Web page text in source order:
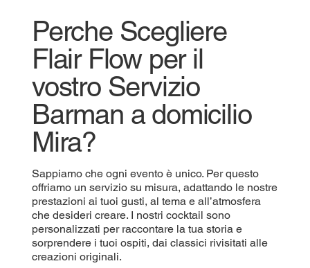
Perche Scegliere
Flair Flow per il
vostro Servizio
Barman a domicilio
Mira?
Sappiamo che ogni evento è unico. Per questo
offriamo un servizio su misura, adattando le nostre
prestazioni ai tuoi gusti, al tema e all’atmosfera
che desideri creare. I nostri cocktail sono
personalizzati per raccontare la tua storia e
sorprendere i tuoi ospiti, dai classici rivisitati alle
creazioni originali.